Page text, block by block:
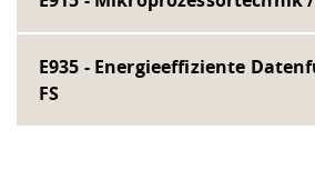
E935 - Energieeffiziente
FS